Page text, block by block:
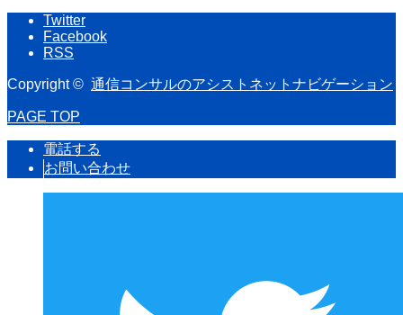
Twitter
Facebook
RSS
Copyright © 通信コンサルのアシストネットナビゲーション
PAGE TOP
電話する
お問い合わせ